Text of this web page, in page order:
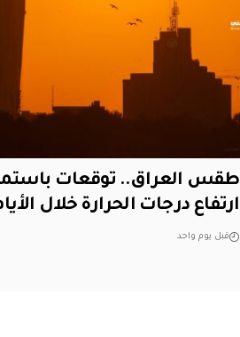
طقس العراق.. توقعات
ارتفاع درجات الحرارة خلال
قبل يوم واحد